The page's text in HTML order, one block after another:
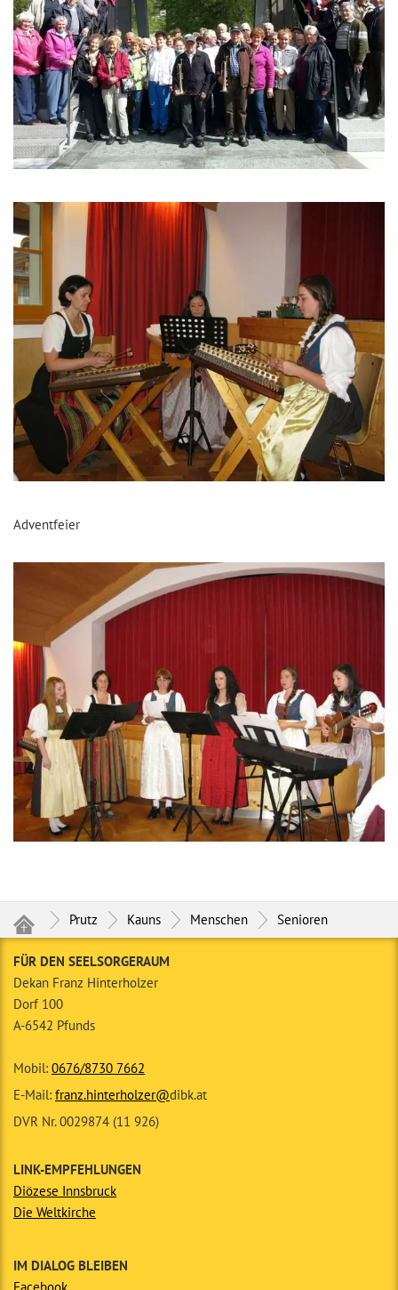
Adventfeier
Prutz Kauns Menschen Senioren
FÜR DEN SEELSORGERAUM
Dekan Franz Hinterholzer
Dorf 100
A-6542 Pfunds
Mobil: 0676/8730 7662
E-Mail: franz.hinterholzer@dibk.at
DVR Nr. 0029874 (11 926)
LINK-EMPFEHLUNGEN
Diözese Innsbruck
Die Weltkirche
IM DIALOG BLEIBEN